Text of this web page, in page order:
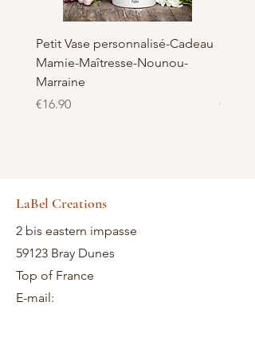
Petit Vase personnalisé-Cadeau
Mamie-Maîtresse-Nounou-
Marraine
Price
€16.90
Price
€23.50
LaBel Creations
2 bis eastern impasse
59123 Bray Dunes
Top of France
E-mail: